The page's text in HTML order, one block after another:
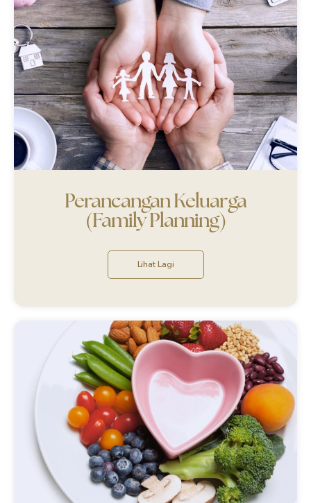
Perancangan Keluarga
(Family Planning)
Lihat Lagi